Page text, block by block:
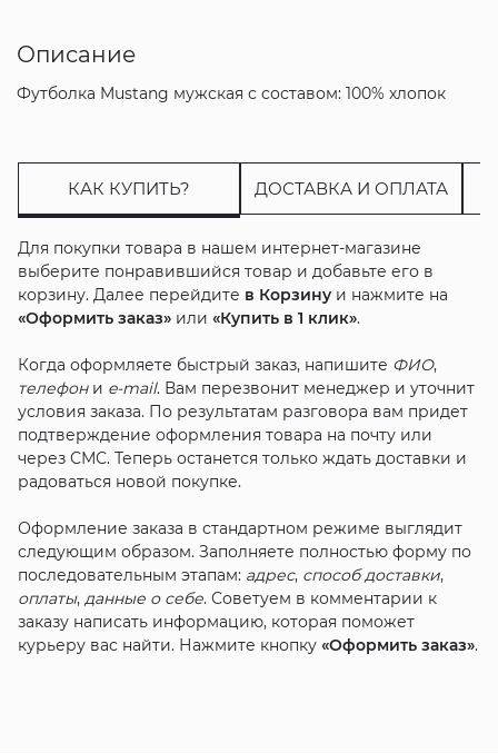
Описание
Футболка Mustang мужская с составом: 100% хлопок
КАК КУПИТЬ? ДОСТАВКА И ОПЛАТА
Для покупки товара в нашем интернет-магазине
выберите понравившийся товар и добавьте его в
корзину. Далее перейдите в Корзинуи нажмите на
«Оформить заказ»или «Купить в 1 клик».
Когда оформляете быстрый заказ, напишите ФИО,
телефони e-mail. Вам перезвонит менеджер и уточнит
условия заказа. По результатам разговора вам придет
подтверждение оформления товара на почту или
через СМС. Теперь останется только ждать доставки и
радоваться новой покупке.
Оформление заказа в стандартном режиме выглядит
следующим образом. Заполняете полностью форму по
последовательным этапам: адрес, способ доставки,
оплаты, данные о себе. Советуем в комментарии к
заказу написать информацию, которая поможет
курьеру вас найти. Нажмите кнопку «Оформить заказ».